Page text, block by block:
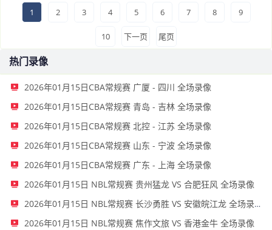
1 2 3 4 5 6 7 8 9
10 下一页 尾页
热门录像
2026年01月15日CBA常规赛 广厦 - 四川 全场录像
2026年01月15日CBA常规赛 青岛 - 吉林 全场录像
2026年01月15日CBA常规赛 北控 - 江苏 全场录像
2026年01月15日CBA常规赛 山东 - 宁波 全场录像
2026年01月15日CBA常规赛 广东 - 上海 全场录像
2026年01月15日 NBL常规赛 贵州猛龙 VS 合肥狂风 全场录像
2026年01月15日 NBL常规赛 长沙勇胜 VS 安徽皖江龙 全场录像
2026年01月15日 NBL常规赛 焦作文旅 VS 香港金牛 全场录像